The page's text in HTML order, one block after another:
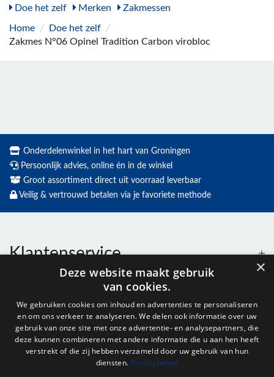
Doe het zelf
Merken Zakmessen
Home / Doe het zelf
/
Zakmes N°06 Opinel Tradition Carbon virobloc
Onderdelenwinkel in het hart van Groningen
Persoonlijk advies, online én in de winkel
Groot assortiment direct uit voorraad leverbaar
Veilig & vertrouwd betalen via je favoriete methode
Klantenservice
Openingstijden
Nieuwsbrief
×
Deze website maakt gebruik
van cookies.
We gebruiken cookies om inhoud en advertenties te personaliseren
en om ons verkeer te analyseren. We delen ook informatie over uw
gebruik van onze site met onze advertentie- en analysepartners, die
deze kunnen combineren met andere informatie die u aan hen heeft
verstrekt of die zij hebben verzameld door uw gebruik van hun
diensten. Privacybeleid